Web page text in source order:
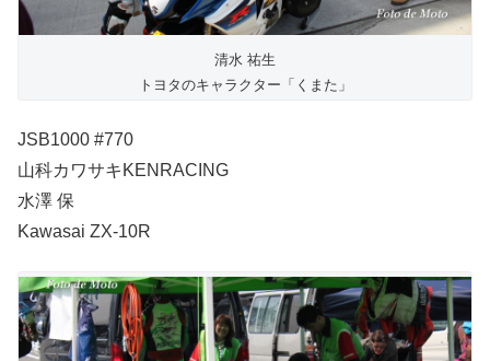
清水 祐生
トヨタのキャラクター「くまた」
JSB1000 #770
山科カワサキKENRACING
水澤 保
Kawasai ZX-10R